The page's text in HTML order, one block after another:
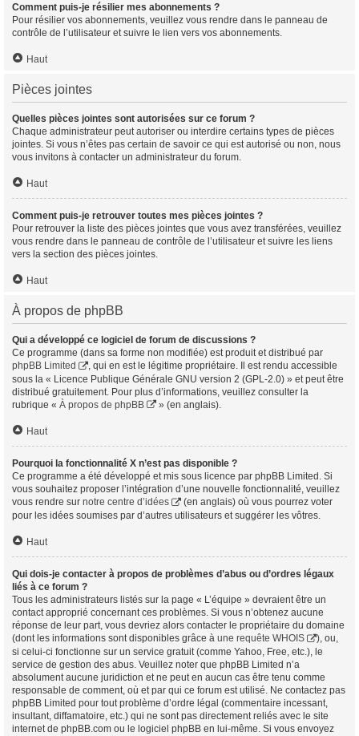
Comment puis-je résilier mes abonnements ?
Pour résilier vos abonnements, veuillez vous rendre dans le panneau de
contrôle de l’utilisateur et suivre le lien vers vos abonnements.
Haut
Pièces jointes
Quelles pièces jointes sont autorisées sur ce forum ?
Chaque administrateur peut autoriser ou interdire certains types de pièces
jointes. Si vous n’êtes pas certain de savoir ce qui est autorisé ou non, nous
vous invitons à contacter un administrateur du forum.
Haut
Comment puis-je retrouver toutes mes pièces jointes ?
Pour retrouver la liste des pièces jointes que vous avez transférées, veuillez
vous rendre dans le panneau de contrôle de l’utilisateur et suivre les liens
vers la section des pièces jointes.
Haut
À propos de phpBB
Qui a développé ce logiciel de forum de discussions ?
Ce programme (dans sa forme non modifiée) est produit et distribué par
phpBB Limited
, qui en est le légitime propriétaire. Il est rendu accessible
sous la « Licence Publique Générale GNU version 2 (GPL-2.0) » et peut être
distribué gratuitement. Pour plus d’informations, veuillez consulter la
rubrique « À propos de phpBB » (en anglais).
Haut
Pourquoi la fonctionnalité X n’est pas disponible ?
Ce programme a été développé et mis sous licence par phpBB Limited. Si
vous souhaitez proposer l’intégration d’une nouvelle fonctionnalité, veuillez
vous rendre sur notre centre d’idées
(en anglais) où vous pourrez voter
pour les idées soumises par d’autres utilisateurs et suggérer les vôtres.
Haut
Qui dois-je contacter à propos de problèmes d’abus ou d’ordres légaux
liés à ce forum ?
Tous les administrateurs listés sur la page « L’équipe » devraient être un
contact approprié concernant ces problèmes. Si vous n’obtenez aucune
réponse de leur part, vous devriez alors contacter le propriétaire du domaine
(dont les informations sont disponibles grâce à une requête WHOIS
), ou,
si celui-ci fonctionne sur un service gratuit (comme Yahoo, Free, etc.), le
service de gestion des abus. Veuillez noter que phpBB Limited n’a
absolument aucune juridiction et ne peut en aucun cas être tenu comme
responsable de comment, où et par qui ce forum est utilisé. Ne contactez pas
phpBB Limited pour tout problème d’ordre légal (commentaire incessant,
insultant, diffamatoire, etc.) qui ne sont pas directement reliés avec le site
internet de phpBB.com ou le logiciel phpBB en lui-même. Si vous envoyez